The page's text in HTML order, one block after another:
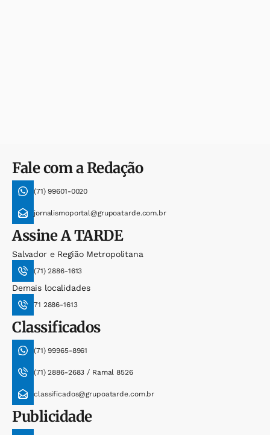
Fale com a Redação
(71) 99601-0020
jornalismoportal@grupoatarde.com.br
AssineA TARDE
Salvador e Região Metropolitana
(71) 2886-1613
Demais localidades
71 2886-1613
Classificados
(71) 99965-8961
(71) 2886-2683 / Ramal 8526
classificados@grupoatarde.com.br
Publicidade